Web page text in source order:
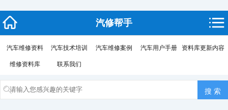
汽修帮手
汽车维修资料 汽车技术培训 汽车维修案例 汽车用户手册 资料库更新内容
维修资料库 联系我们